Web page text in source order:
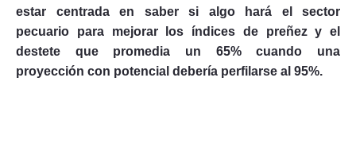
estar centrada en saber si algo hará el sector
pecuario para mejorar los índices de preñez y el
destete que promedia un 65% cuando una
proyección con potencial debería perfilarse al 95%.